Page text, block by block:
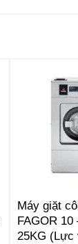
Máy giặt
FAGOR
25KG (Lực